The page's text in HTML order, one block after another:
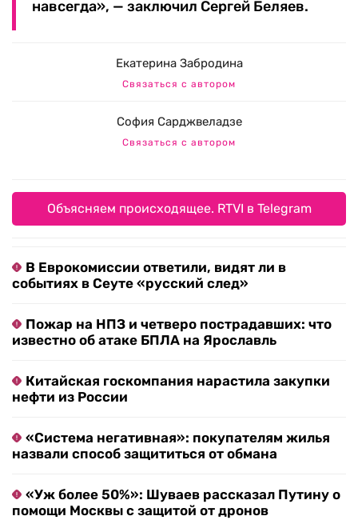
навсегда», — заключил Сергей Беляев.
Екатерина Забродина
Связаться с автором
София Сарджвеладзе
Связаться с автором
Объясняем происходящее. RTVI в Telegram
В Еврокомиссии ответили, видят ли в
событиях в Сеуте «русский след»
Пожар на НПЗ и четверо пострадавших: что
известно об атаке БПЛА на Ярославль
Китайская госкомпания нарастила закупки
нефти из России
«Система негативная»: покупателям жилья
назвали способ защититься от обмана
«Уж более 50%»: Шуваев рассказал Путину о
помощи Москвы с защитой от дронов